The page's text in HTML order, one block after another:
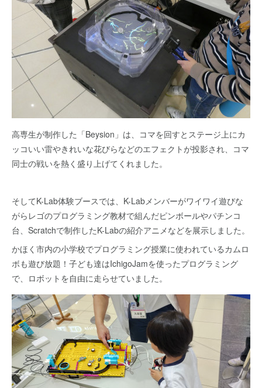
高専生が制作した「Beysion」は、コマを回すとステージ上にカ
ッコいい雷やきれいな花びらなどのエフェクトが投影され、コマ
同士の戦いを熱く盛り上げてくれました。
そしてK-Lab体験ブースでは、K-Labメンバーがワイワイ遊びな
がらレゴのプログラミング教材で組んだピンボールやパチンコ
台、Scratchで制作したK-Labの紹介アニメなどを展示しました。
かほく市内の小学校でプログラミング授業に使われているカムロ
ボも遊び放題！子ども達はIchigoJamを使ったプログラミング
で、ロボットを自由に走らせていました。